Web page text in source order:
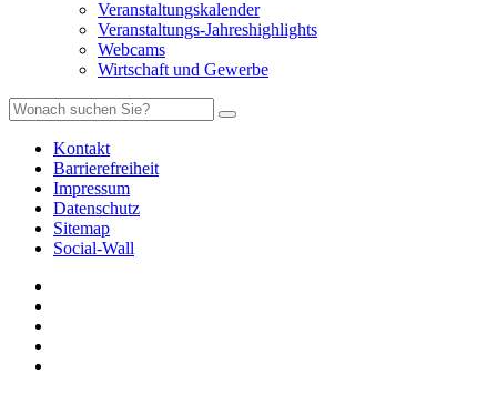
Veranstaltungskalender
Veranstaltungs-Jahreshighlights
Webcams
Wirtschaft und Gewerbe
Kontakt
Barrierefreiheit
Impressum
Datenschutz
Sitemap
Social-Wall